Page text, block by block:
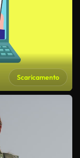
Scaricamento